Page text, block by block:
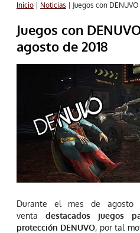
Inicio| Noticias Juegos con
Juegos con
agosto de 2018
Durante el mes de
ventadestacados juegos
protección DENUVO, por tal